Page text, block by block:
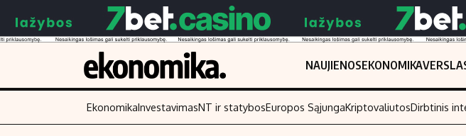
NAUJIENOSEKONOMIKA
EkonomikaInvestavimasNT ir statybosEuropos SąjungaKriptovaliutosDirbtinis